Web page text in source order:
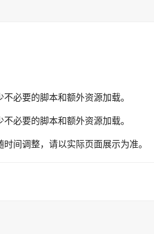
必要的脚本和额外资源加载。
必要的脚本和额外资源加载。
间调整，请以实际页面展示为准。